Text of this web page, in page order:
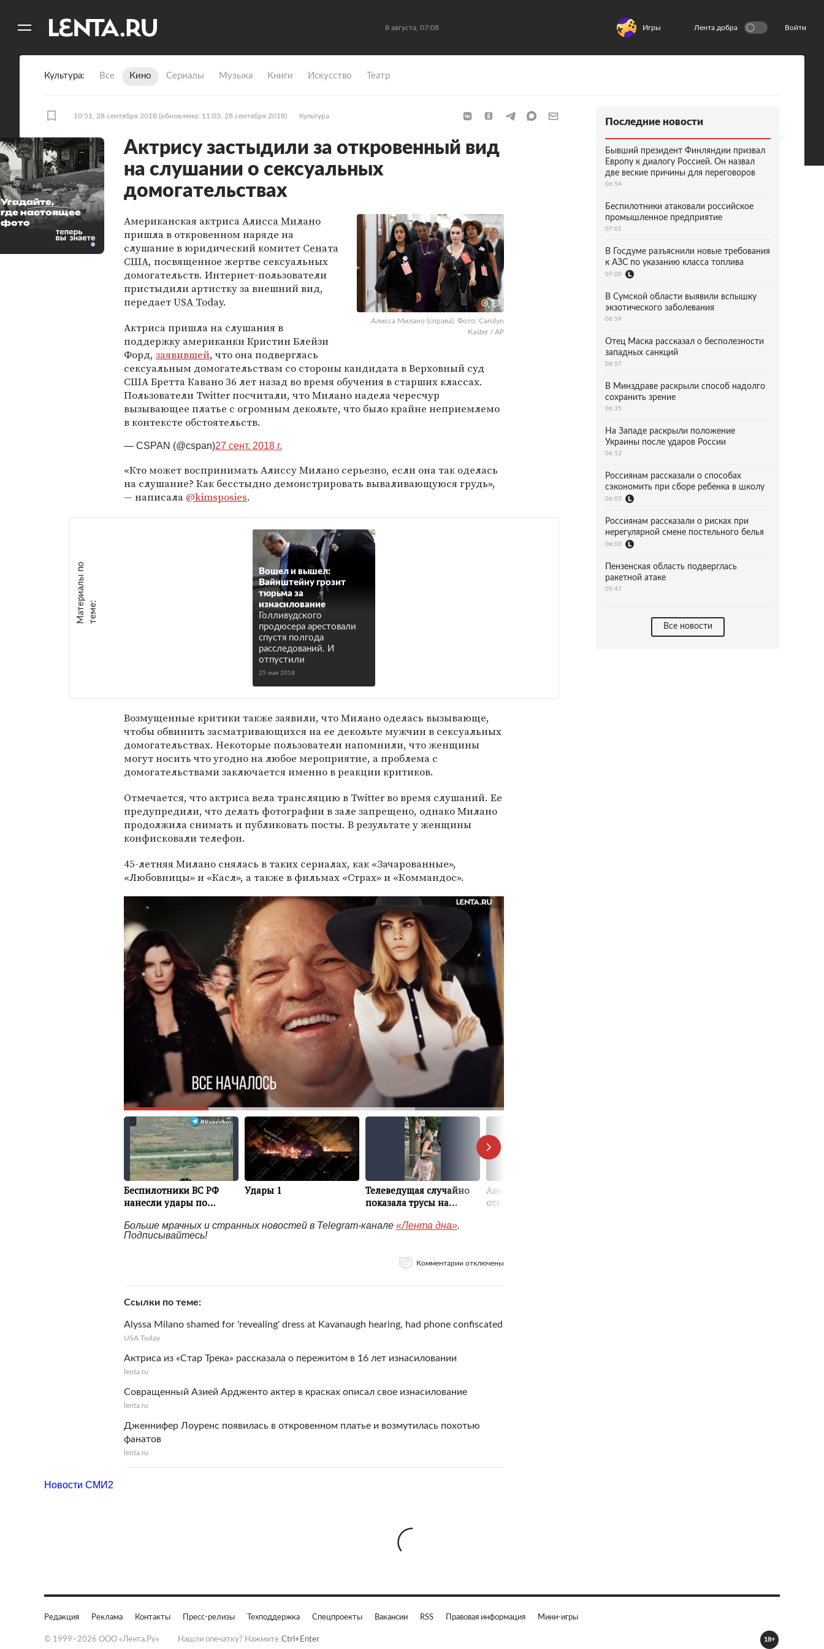
8 августа, 07:08 Игры Лента добра Войти
Культура Все Кино Сериалы Музыка Книги Искусство Театр
10:51, 28 сентября 2018 (обновлено: 11:03, 28 сентября 2018) Культура
Актрису застыдили за откровенный вид
на слушании о сексуальных
домогательствах
Алисса Милано (справа). Фото: Carolyn
Kaster / AP
Американская актрисаАлисса Милано
пришла в откровенном наряде на
слушание в юридический комитет Сената
США, посвященное жертве сексуальных
домогательств. Интернет-пользователи
пристыдили артистку за внешний вид,
передаетUSA Today.
Актриса пришла на слушания в
поддержку американки Кристин Блейзи
Форд, заявившей, что она подверглась
сексуальным домогательствам со стороны кандидата в Верховный суд
США Бретта Кавано 36 лет назад во время обучения в старших классах.
Пользователи Twitter посчитали, что Милано надела чересчур
вызывающее платье с огромным декольте, что было крайне неприемлемо
в контексте обстоятельств.
— CSPAN (@cspan)27 сент. 2018 г.
«Кто может воспринимать Алиссу Милано серьезно, если она так оделась
на слушание? Как бесстыдно демонстрировать вываливающуюся грудь»,
— написала @kimsposies.
М
а
т е
р
и
а
л
ы
п
о
т
е
м
е :
Вошел и вышел:
Вайнштейну грозит
тюрьма за
изнасилование
Голливудского
продюсера арестовали
спустя полгода
расследований. И
отпустили
25 мая 2018
Возмущенные критики также заявили, что Милано оделась вызывающе,
чтобы обвинить засматривающихся на ее декольте мужчин в сексуальных
домогательствах. Некоторые пользователи напомнили, что женщины
могут носить что угодно на любое мероприятие, а проблема с
домогательствами заключается именно в реакции критиков.
Отмечается, что актриса вела трансляцию в Twitter во время слушаний. Ее
предупредили, что делать фотографии в зале запрещено, однако Милано
продолжила снимать и публиковать посты. В результате у женщины
конфисковали телефон.
45-летняя Милано снялась в таких сериалах, как «Зачарованные»,
«Любовницы» и «Касл», а также в фильмах «Страх» и «Коммандос».
Больше мрачных и странных новостей в Telegram-канале «Лента дна».
Подписывайтесь!
Комментарии отключены
Ссылки по теме
Alyssa Milano shamed for 'revealing' dress at Kavanaugh hearing, had phone confiscated
USA Today
Актриса из «Стар Трека» рассказала о пережитом в 16 лет изнасиловании
lenta.ru
Совращенный Азией Ардженто актер в красках описал свое изнасилование
lenta.ru
Дженнифер Лоуренс появилась в откровенном платье и возмутилась похотью
фанатов
lenta.ru
Угадайте,
где настоящее
фото
Последние новости
Бывший президент Финляндии призвал
Европу к диалогу Россией. Он назвал
две веские причины для переговоров
06:54
Беспилотники атаковали российское
промышленное предприятие
07:01
В Госдуме разъяснили новые требования
к АЗС по указанию класса топлива
07:00
В Сумской области выявили вспышку
экзотического заболевания
06:59
Отец Маска рассказал о бесполезности
западных санкций
06:57
В Минздраве раскрыли способ надолго
сохранить зрение
06:35
На Западе раскрыли положение
Украины после ударов России
06:12
Россиянам рассказали о способах
сэкономить при сборе ребенка в школу
06:03
Россиянам рассказали о рисках при
нерегулярной смене постельного белья
06:03
Пензенская область подверглась
ракетной атаке
05:47
Все новости
Новости СМИ2
Редакция Реклама Контакты Пресс-релизы Техподдержка Спецпроекты Вакансии RSS Правовая информация Мини-игры
© 1999–2026 ООО «Лента.Ру» Нашли опечатку? Нажмите Ctrl+Enter 18+